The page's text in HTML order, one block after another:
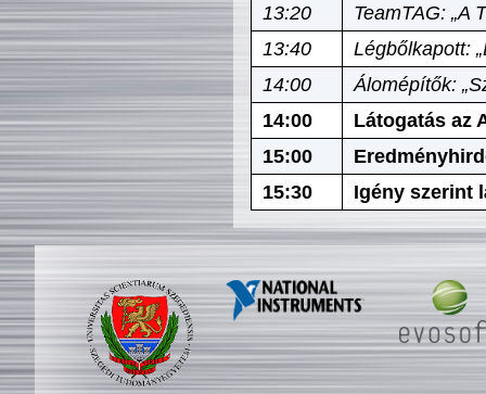
13:20
TeamTAG: „A
13:40
Légbőlkapott:
14:00
Álomépítők:
14:00
Látogatás az
15:00
15:30
Igény szerint